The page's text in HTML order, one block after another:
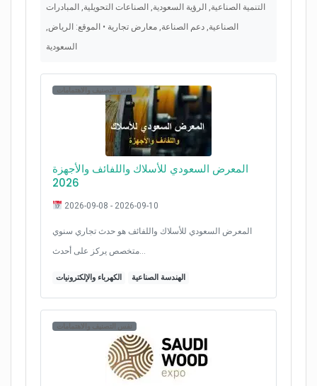
التنمية الصناعية, الرؤية السعودية, الصناعات التحويلية, المبادرات
الصناعية, دعم الصناعة, معارض تجارية • الموقع: الرياض,
السعودية
نفس التصنيف والاهتمامات
المعرض السعودي للأسلاك واللفائف والأجهزة
2026
2026-09-08 - 2026-09-10
المعرض السعودي للأسلاك واللفائف هو حدث تجاري سنوي
متخصص يركز على أحدث…
الكهرباء والإلكترونيات الهندسة الصناعية
نفس التصنيف والاهتمامات